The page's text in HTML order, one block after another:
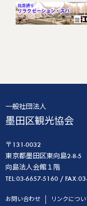
一般社団法人
墨田区観光協会
〒131-0032
東京都墨田区東向島2-8-5
向島法人会館１階
TEL:03-6657-5160 /
お問い合わせ リンクについ